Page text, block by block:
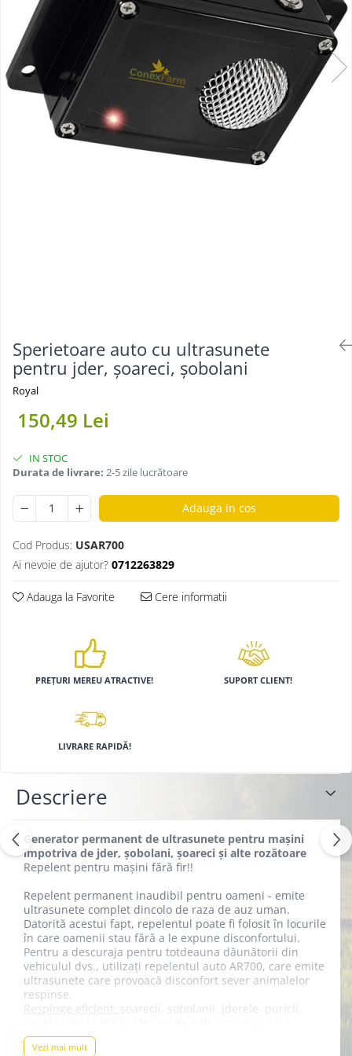
Sperietoare auto cu ultrasunete
pentru jder, șoareci, șobolani
Royal
150,49 Lei
IN STOC
Durata de livrare: 2-5 zile lucrătoare
Adauga in cos
Cod Produs: USAR700
Ai nevoie de ajutor? 0712263829
Adauga la Favorite Cere informatii
PREȚURI MEREU ATRACTIVE! SUPORT CLIENT!
LIVRARE RAPIDĂ!
Descriere
Generator permanent de ultrasunete pentru mașini
împotriva de jder, șobolani, șoareci și alte rozătoare
Repelent pentru mașini fără fir!!
Repelent permanent inaudibil pentru oameni - emite
ultrasunete complet dincolo de raza de auz uman.
Datorită acestui fapt, repelentul poate fi folosit în locurile
în care oamenii stau fără a le expune disconfortului.
Pentru a descuraja pentru totdeauna dăunătorii din
vehiculul dvs., utilizați repelentul auto AR700, care emite
ultrasunete care provoacă disconfort sever animalelor
respinse.
Respinge eficient: șoarecii, șobolanii, jderele, puricii,
Este extrem de economic în consum de energie și în
Vezi mai mult